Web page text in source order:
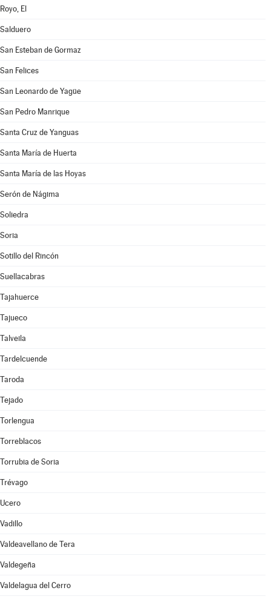
Royo, El
Salduero
San Esteban de Gormaz
San Felices
San Leonardo de Yagüe
San Pedro Manrique
Santa Cruz de Yanguas
Santa María de Huerta
Santa María de las Hoyas
Serón de Nágima
Soliedra
Soria
Sotillo del Rincón
Suellacabras
Tajahuerce
Tajueco
Talveila
Tardelcuende
Taroda
Tejado
Torlengua
Torreblacos
Torrubia de Soria
Trévago
Ucero
Vadillo
Valdeavellano de Tera
Valdegeña
Valdelagua del Cerro